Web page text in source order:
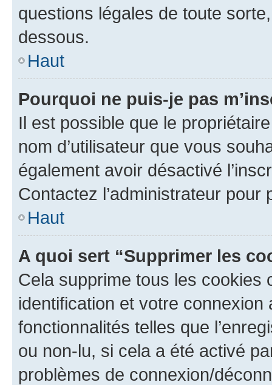
questions légales de toute
dessous.
Haut
Pourquoi ne puis-je pas
Il est possible que le
nom d’utilisateur que vous
également avoir désactivé
Contactez l’administrateur
Haut
A quoi sert “Supprimer les
Cela supprime tous les cookies
identification et votre
fonctionnalités telles que
ou non-lu, si cela a été activé
problèmes de connexion/